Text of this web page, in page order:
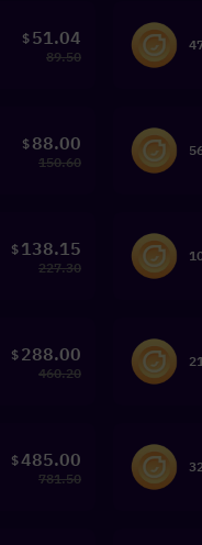
$ 51.04
89.50
$ 88.00
150.60
$ 138.15
227.30
$ 288.00
460.20
$485.00
781.50